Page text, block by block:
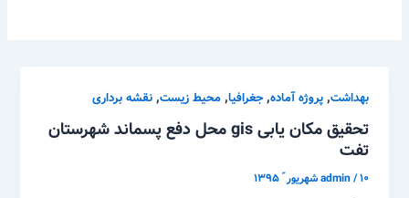
بهداشت,پروژه آماده,جغرافیا,محیط زیست,نقشه برداری
تحقیق مکان یابی gis محل دفع پسماند شهرستان
تفت
admin/۱۰ شهریور ّ ۱۳۹۵